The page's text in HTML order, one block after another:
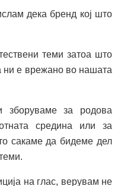
дека бренд кој што
теми затоа што
ни е врежано во нашата
зборуваме за родова
средина или за
сакаме да бидеме дел
на глас, верувам не